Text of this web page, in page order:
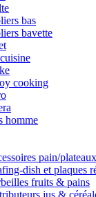
bas
bavette
cooking
homme
pain/
dish et plaques
fruits & pains
jus &